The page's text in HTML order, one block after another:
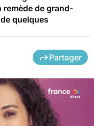
de grand-
quelques
Partager